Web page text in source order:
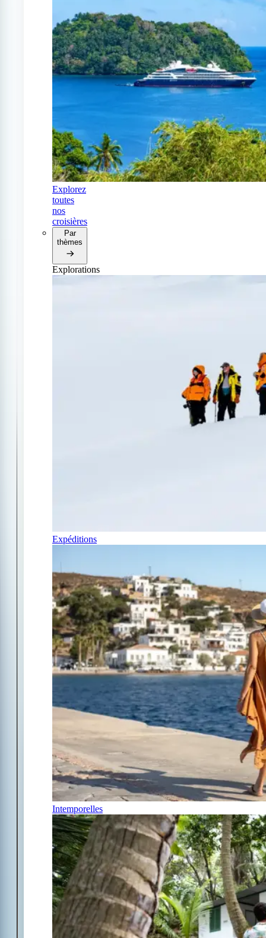
Explorez
toutes
nos
croisières
Par
thèmes
Explorations
Expéditions
Intemporelles